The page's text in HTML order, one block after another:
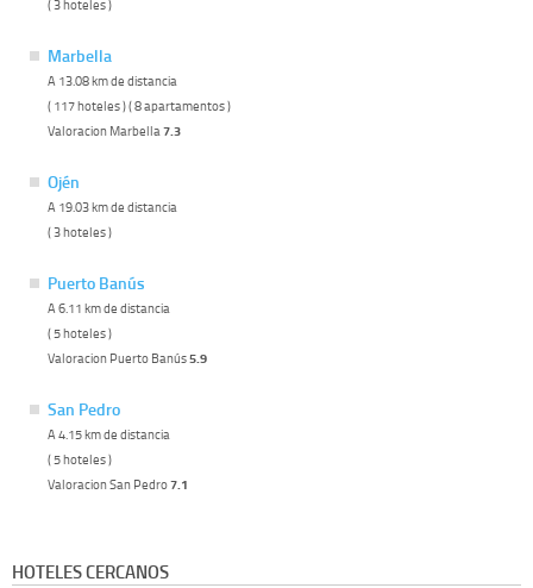
( 3 hoteles )
Marbella
A 13.08 km de distancia
( 117 hoteles ) ( 8 apartamentos )
Valoracion Marbella 7.3
Ojén
A 19.03 km de distancia
( 3 hoteles )
Puerto Banús
A 6.11 km de distancia
( 5 hoteles )
Valoracion Puerto Banús5.9
San Pedro
A 4.15 km de distancia
( 5 hoteles )
Valoracion San Pedro7.1
HOTELES CERCANOS